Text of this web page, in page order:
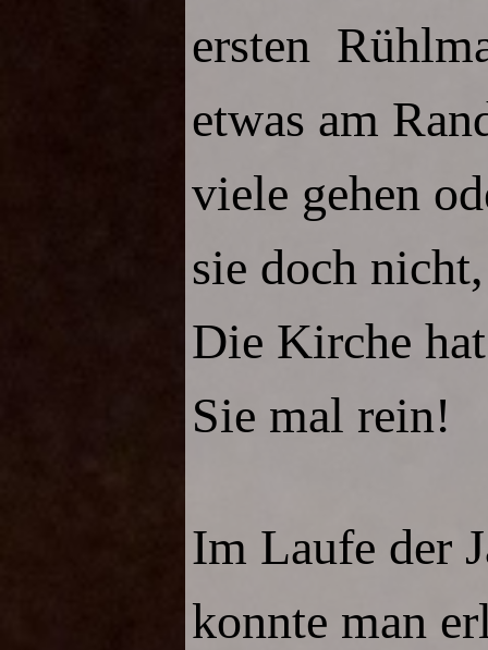
ersten
etwas am
viele gehen
sie doch
Die Kirche
Sie mal rein!
Im Laufe der
konnte man